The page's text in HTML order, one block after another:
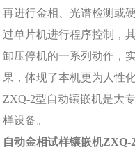
再进行金相、光谱检测或
过单片机进行程序控制，
卸压停机的一系列动作，
果，体现了本机更为人性
ZXQ-2型自动镶嵌机是大
样设备。
自动金相试样镶嵌机ZXQ-